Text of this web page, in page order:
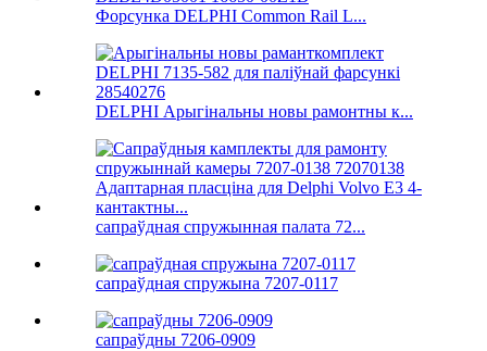
Форсунка DELPHI Common Rail L...
DELPHI Арыгінальны новы рамонтны к...
сапраўдная спружынная палата 72...
сапраўдная спружына 7207-0117
сапраўдны 7206-0909